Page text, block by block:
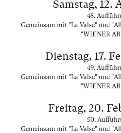
Samstag, 12.
48.
Gemeinsam mit "La Valse" und
"WIENER
Dienstag, 17.
49.
Gemeinsam mit "La Valse" und
"WIENER
Freitag, 20.
50.
Gemeinsam mit "La Valse" und